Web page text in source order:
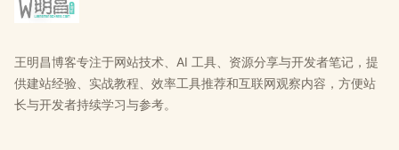
王明昌博客专注于网站技术、AI 工具、资源分享与开发者笔记，提
供建站经验、实战教程、效率工具推荐和互联网观察内容，方便站
长与开发者持续学习与参考。